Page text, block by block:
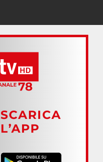
SCARICA
L’APP